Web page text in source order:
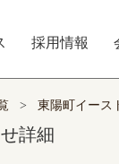
採用情報
> 東陽町イース
詳細